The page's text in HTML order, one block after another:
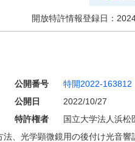
開放特許情報登録日：
公開番号 特開2022-163812
公開日
2022/10/27
特許権者 国立大学法人浜松
、光学顕微鏡用の後付け光音響